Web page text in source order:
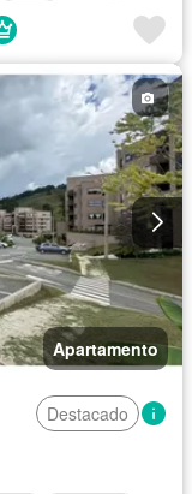
Agua
Apartamento
Destacado